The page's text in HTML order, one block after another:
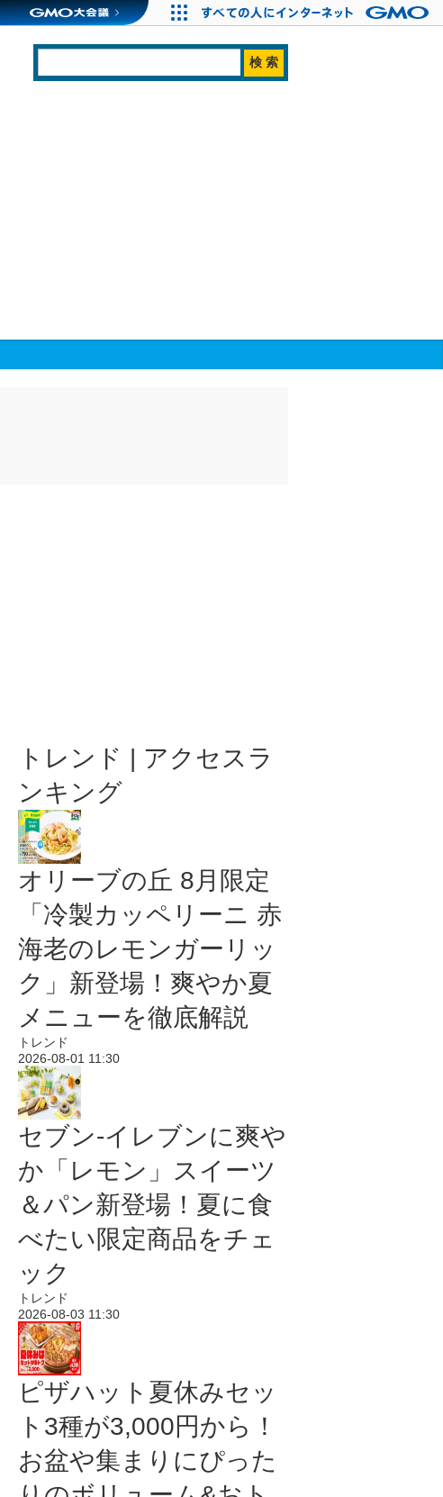
トレンド | アクセスラ
ンキング
オリーブの丘 8月限定
「冷製カッペリーニ 赤
海老のレモンガーリッ
ク」新登場！爽やか夏
メニューを徹底解説
トレンド
2026-08-01 11:30
セブン‐イレブンに爽や
か「レモン」スイーツ
＆パン新登場！夏に食
べたい限定商品をチェ
ック
トレンド
2026-08-03 11:30
ピザハット夏休みセッ
ト3種が3,000円から！
お盆や集まりにぴった